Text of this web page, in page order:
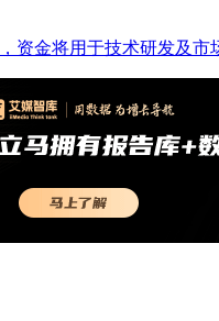
资金将用于技术研发及市